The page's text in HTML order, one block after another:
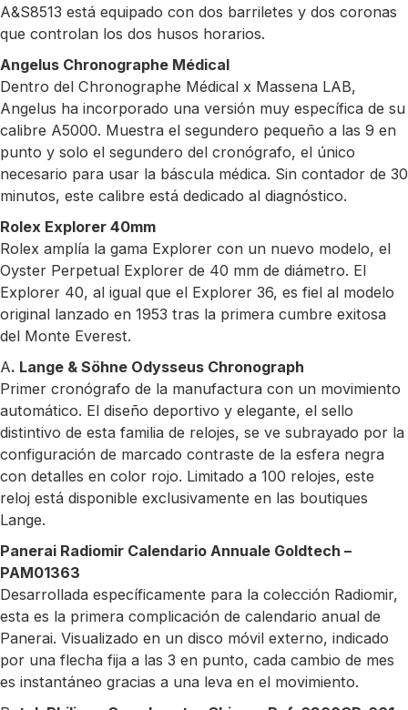
A&S8513 está equipado con dos barriletes y dos coronas
que controlan los dos husos horarios.
Angelus Chronographe Médical
Dentro del Chronographe Médical x Massena LAB,
Angelus ha incorporado una versión muy específica de su
calibre A5000. Muestra el segundero pequeño a las 9 en
punto y solo el segundero del cronógrafo, el único
necesario para usar la báscula médica. Sin contador de 30
minutos, este calibre está dedicado al diagnóstico.
Rolex Explorer 40mm
Rolex amplía la gama Explorer con un nuevo modelo, el
Oyster Perpetual Explorer de 40 mm de diámetro. El
Explorer 40, al igual que el Explorer 36, es fiel al modelo
original lanzado en 1953 tras la primera cumbre exitosa
del Monte Everest.
A. Lange & Söhne Odysseus Chronograph
Primer cronógrafo de la manufactura con un movimiento
automático. El diseño deportivo y elegante, el sello
distintivo de esta familia de relojes, se ve subrayado por la
configuración de marcado contraste de la esfera negra
con detalles en color rojo. Limitado a 100 relojes, este
reloj está disponible exclusivamente en las boutiques
Lange.
Panerai Radiomir Calendario Annuale Goldtech –
PAM01363
Desarrollada específicamente para la colección Radiomir,
esta es la primera complicación de calendario anual de
Panerai. Visualizado en un disco móvil externo, indicado
por una flecha fija a las 3 en punto, cada cambio de mes
es instantáneo gracias a una leva en el movimiento.